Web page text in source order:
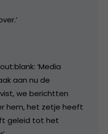
‘Media
aan nu de
we berichtten
hem, het zetje heeft
geleid tot het